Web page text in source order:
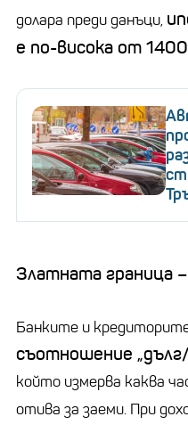
долара преди данъци,
е по-висока от
Златната граница
Банките и
съотношение „дълг/
който измерва каква
отива за заеми. При